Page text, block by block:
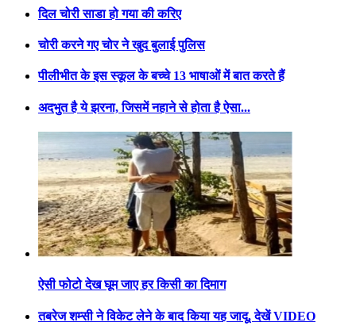
दिल चोरी साडा हो गया की करिए
चोरी करने गए चोर ने खुद बुलाई पुलिस
पीलीभीत के इस स्कूल के बच्चे 13 भाषाओं में बात करते हैं
अदभुत है ये झरना, जिसमें नहाने से होता है ऐसा...
ऐसी फोटो देख घूम जाए हर किसी का दिमाग
तबरेज शम्सी ने विकेट लेने के बाद किया यह जादू, देखें VIDEO